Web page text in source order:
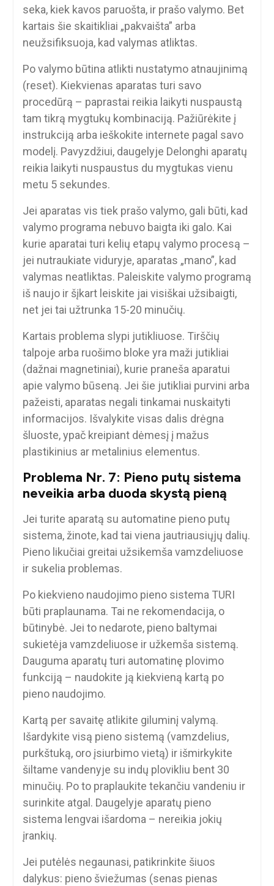
seka, kiek kavos paruošta, ir prašo valymo. Bet
kartais šie skaitikliai „pakvaišta” arba
neužsifiksuoja, kad valymas atliktas.
Po valymo būtina atlikti nustatymo atnaujinimą
(reset). Kiekvienas aparatas turi savo
procedūrą – paprastai reikia laikyti nuspaustą
tam tikrą mygtukų kombinaciją. Pažiūrėkite į
instrukciją arba ieškokite internete pagal savo
modelį. Pavyzdžiui, daugelyje Delonghi aparatų
reikia laikyti nuspaustus du mygtukas vienu
metu 5 sekundes.
Jei aparatas vis tiek prašo valymo, gali būti, kad
valymo programa nebuvo baigta iki galo. Kai
kurie aparatai turi kelių etapų valymo procesą –
jei nutraukiate viduryje, aparatas „mano”, kad
valymas neatliktas. Paleiskite valymo programą
iš naujo ir šįkart leiskite jai visiškai užsibaigti,
net jei tai užtrunka 15-20 minučių.
Kartais problema slypi jutikliuose. Tirščių
talpoje arba ruošimo bloke yra maži jutikliai
(dažnai magnetiniai), kurie praneša aparatui
apie valymo būseną. Jei šie jutikliai purvini arba
pažeisti, aparatas negali tinkamai nuskaityti
informacijos. Išvalykite visas dalis drėgna
šluoste, ypač kreipiant dėmesį į mažus
plastikinius ar metalinius elementus.
Problema Nr. 7: Pieno putų sistema
neveikia arba duoda skystą pieną
Jei turite aparatą su automatine pieno putų
sistema, žinote, kad tai viena jautriausiųjų dalių.
Pieno likučiai greitai užsikemša vamzdeliuose
ir sukelia problemas.
Po kiekvieno naudojimo pieno sistema TURI
būti praplaunama. Tai ne rekomendacija, o
būtinybė. Jei to nedarote, pieno baltymai
sukietėja vamzdeliuose ir užkemša sistemą.
Dauguma aparatų turi automatinę plovimo
funkciją – naudokite ją kiekvieną kartą po
pieno naudojimo.
Kartą per savaitę atlikite giluminį valymą.
Išardykite visą pieno sistemą (vamzdelius,
purkštuką, oro įsiurbimo vietą) ir išmirkykite
šiltame vandenyje su indų plovikliu bent 30
minučių. Po to praplaukite tekančiu vandeniu ir
surinkite atgal. Daugelyje aparatų pieno
sistema lengvai išardoma – nereikia jokių
įrankių.
Jei putėlės negaunasi, patikrinkite šiuos
dalykus: pieno šviežumas (senas pienas